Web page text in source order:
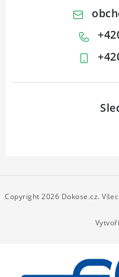
pCopyright 2026 Dokose.cz.